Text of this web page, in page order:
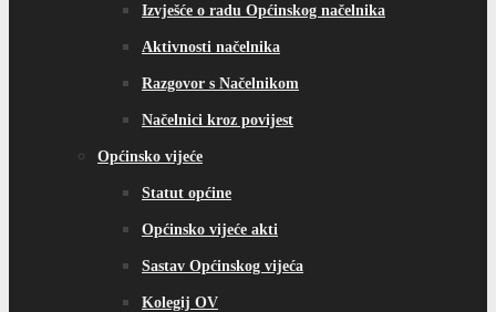
Izvješće o radu Općinskog načelnika
Aktivnosti načelnika
Razgovor s Načelnikom
Načelnici kroz povijest
Općinsko vijeće
Statut općine
Općinsko vijeće akti
Sastav Općinskog vijeća
Kolegij OV